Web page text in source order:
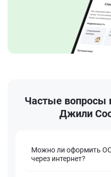
Частые вопросы
Джили
Можно ли оформить
через интернет?